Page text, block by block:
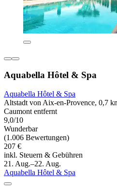
Aquabella Hôtel & Spa
Aquabella Hôtel & Spa
Altstadt von Aix-en-Provence, 0,7
Caumont entfernt
9,0/10
Wunderbar
(1.006 Bewertungen)
207 €
inkl. Steuern & Gebühren
21. Aug.–22. Aug.
Aquabella Hôtel & Spa